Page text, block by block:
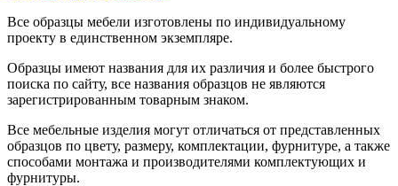
Все образцы мебели изготовлены по индивидуальному
проекту в единственном экземпляре.
Образцы имеют названия для их различия и более быстрого
поиска по сайту, все названия образцов не являются
зарегистрированным товарным знаком.
Все мебельные изделия могут отличаться от представленных
образцов по цвету, размеру, комплектации, фурнитуре, а также
способами монтажа и производителями комплектующих и
фурнитуры.